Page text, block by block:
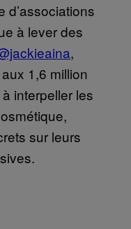
d’associations
à lever des
,
1,6 million
interpeller les
sur leurs